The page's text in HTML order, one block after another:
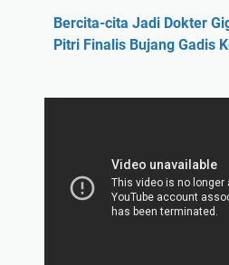
Bercita-cita Jadi Dokter
Pitri Finalis Bujang Gadis